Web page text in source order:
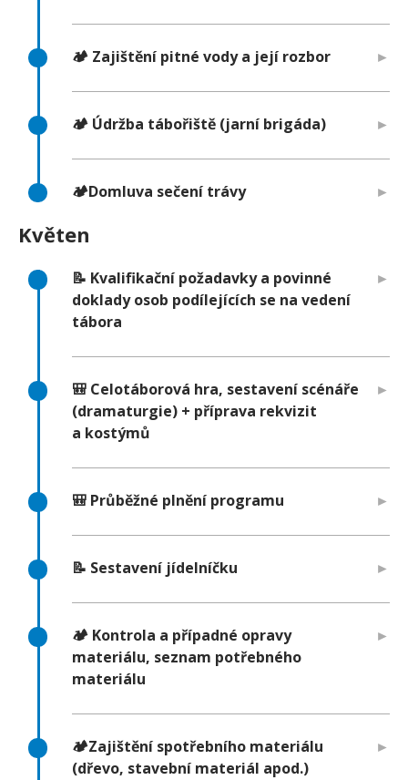
🏕️ Zajištění pitné vody a její rozbor
🏕️ Údržba tábořiště (jarní brigáda)
🏕️Domluva sečení trávy
Květen
📝 Kvalifikační požadavky a povinné
doklady osob podílejících se na vedení
tábora
🎒 Celotáborová hra, sestavení scénáře
(dramaturgie) + příprava rekvizit
a kostýmů
🎒 Průběžné plnění programu
📝 Sestavení jídelníčku
🏕️ Kontrola a případné opravy
materiálu, seznam potřebného
materiálu
🏕️Zajištění spotřebního materiálu
(dřevo, stavební materiál apod.)